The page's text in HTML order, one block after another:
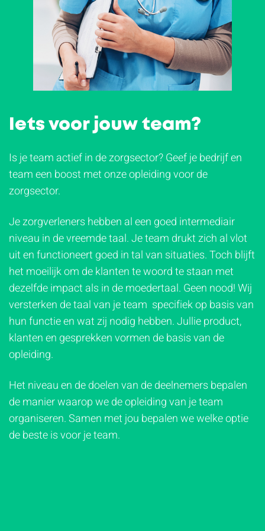
Iets voor jouw team?
Is je team actief in de zorgsector? Geef je bedrijf en
team een boost met onze opleiding voor de
zorgsector.
Je zorgverleners hebben al een goed intermediair
niveau in de vreemde taal. Je team drukt zich al vlot
uit en functioneert goed in tal van situaties. Toch blijft
het moeilijk om de klanten te woord te staan met
dezelfde impact als in de moedertaal. Geen nood! Wij
versterken de taal van je team specifiek op basis van
hun functie en wat zij nodig hebben. Jullie product,
klanten en gesprekken vormen de basis van de
opleiding.
Het niveau en de doelen van de deelnemers bepalen
de manier waarop we de opleiding van je team
organiseren. Samen met jou bepalen we welke optie
de beste is voor je team.